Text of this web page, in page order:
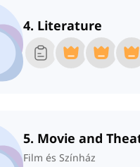
4. Literature
5. Movie and
Film és Színház